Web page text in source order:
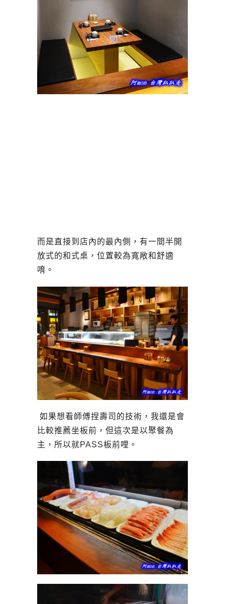
而是直接到店內的最內側，有一間半開
放式的和式桌，位置較為寬敞和舒適
唷。
如果想看師傅捏壽司的技術，我還是會
比較推薦坐板前，但這次是以聚餐為
主，所以就PASS板前哩。